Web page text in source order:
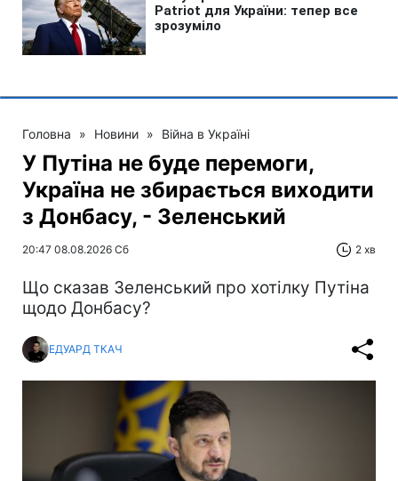
Головна » Новини » Війна в Україні
У Путіна не буде перемоги,
Україна не збирається виходити
з Донбасу, - Зеленський
20:47 08.08.2026 Сб 2 хв
Що сказав Зеленський про хотілку Путіна
щодо Донбасу?
ЕДУАРД ТКАЧ